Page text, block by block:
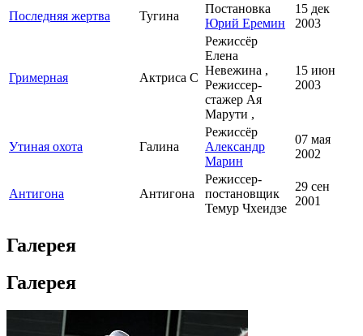
Последняя жертва
Тугина
Постановка
Юрий Еремин
15 дек
2003
Гримерная Актриса С
Режиссёр
Елена
Невежина ,
Режиссер-
стажер Ая
Марути ,
15 июн
2003
Утиная охота Галина
Режиссёр
Александр
Марин
07 мая
2002
Антигона Антигона
Режиссер-
постановщик
Темур Чхеидзе
29 сен
2001
Галерея
Галерея